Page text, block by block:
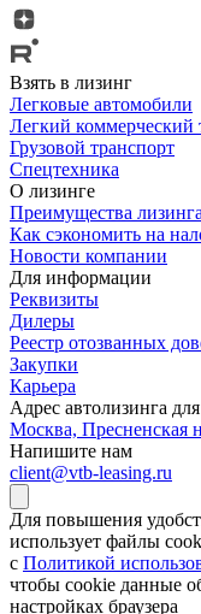
Взять в лизинг
Легковые автомобили
Легкий коммерческий
Грузовой транспорт
Спецтехника
О лизинге
Преимущества лизинга
Как сэкономить на
Новости компании
Для информации
Реквизиты
Дилеры
Реестр отозванных
Закупки
Карьера
Адрес автолизинга
Москва, Пресненская
Напишите нам
client@vtb-leasing.ru
Для повышения
использует файлы
с Политикой
чтобы сookie данные
настройках браузера